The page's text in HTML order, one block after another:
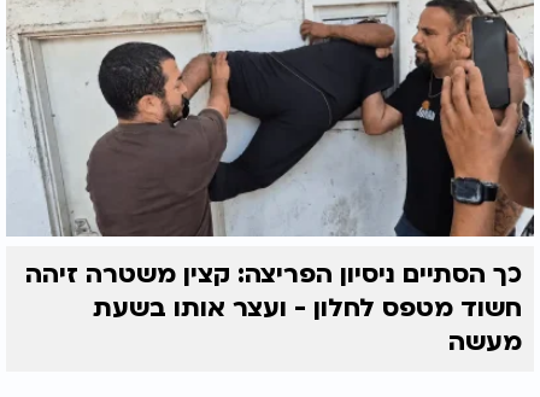
כך הסתיים ניסיון הפריצה: קצין משטרה זיהה
חשוד מטפס לחלון - ועצר אותו בשעת
מעשה